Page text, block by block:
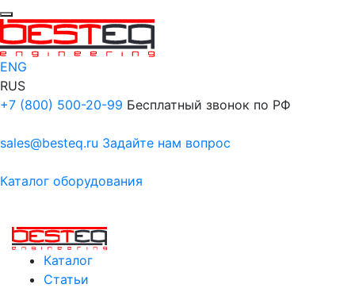
ENG
RUS
+7 (800) 500-20-99 Бесплатный звонок по РФ
sales@besteq.ru Задайте нам вопрос
Каталог оборудования
Каталог
Статьи